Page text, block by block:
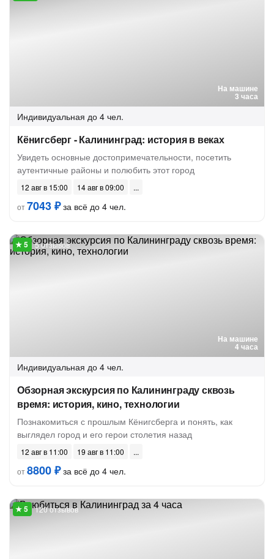
На машине
3 часа
Индивидуальная до 4 чел.
Кёнигсберг - Калининград: история в веках
Увидеть основные достопримечательности, посетить
аутентичные районы и полюбить этот город
12 авг в 15:00
14 авг в 09:00
от7043 ₽за всё до 4 чел.
На машине
4 часа
5 отзывов
Индивидуальная до 4 чел.
Обзорная экскурсия по Калининграду сквозь
время: история, кино, технологии
Познакомиться с прошлым Кёнигсберга и понять, как
выглядел город и его герои столетия назад
12 авг в 11:00
19 авг в 11:00
от8800 ₽за всё до 4 чел.
120 отзывов